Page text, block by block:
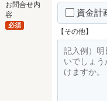
お問合せ内
容
必須
資金計
【その他】